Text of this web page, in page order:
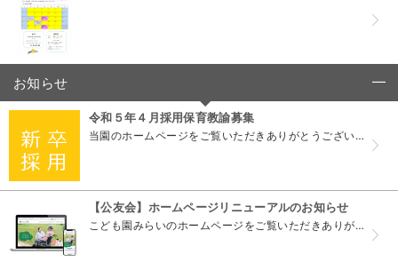
お知らせ
令和５年４月採用保育教諭募集
当園のホームページをご覧いただきありがとうございます。 こども園みらいでは令和５年４月採用職員を募集します。 残業/持ち帰りゼロ・ICT化などを推進し、安心して働ける環境の中、あたたかな職員たち...
【公友会】ホームページリニューアルのお知らせ
こども園みらいのホームページをご覧いただきありがとうございます。 この度、当園の経営主体である社会福祉法人 公友会（こうゆうかい）のホームページが全面リニューアルしました。 今回のリニューアルで...